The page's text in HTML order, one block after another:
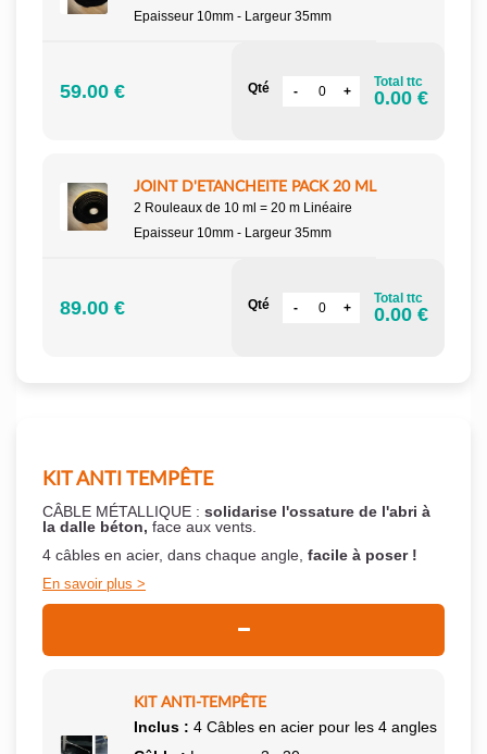
Epaisseur 10mm - Largeur 35mm
59.00 € Qté Total ttc
0.00 €
JOINT D'ETANCHEITE PACK 20 ML
2 Rouleaux de 10 ml = 20 m Linéaire
Epaisseur 10mm - Largeur 35mm
89.00 € Qté Total ttc
0.00 €
KIT ANTI TEMPÊTE
CÂBLE MÉTALLIQUE : solidarise l'ossature de l'abri à
la dalle béton, face aux vents.
4 câbles en acier, dans chaque angle, facile à poser !
En savoir plus
KIT ANTI-TEMPÊTE
Inclus : 4 Câbles en acier pour les 4 angles